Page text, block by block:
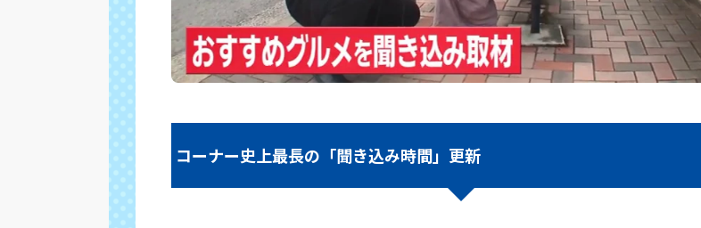
コーナー史上最長の「聞き込み時間」更新